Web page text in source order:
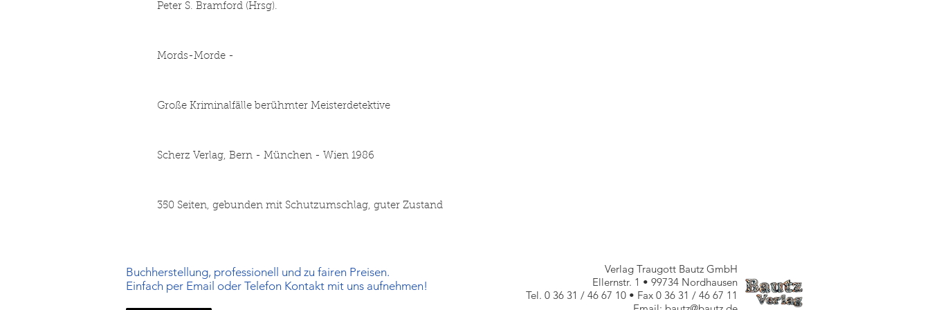
Peter S. Bramford (Hrsg).
Mords-Morde -
Große Kriminalfälle berühmter Meisterdetektive
Scherz Verlag, Bern - München - Wien 1986
350 Seiten, gebunden mit Schutzumschlag, guter Zustand
Buchherstellung, professionell und zu fairen Preisen.
Einfach per Email oder Telefon Kontakt mit uns aufnehmen!
Verlag Traugott Bautz GmbH
Ellernstr. 1 • 99734 Nordhausen
Tel. 0 36 31 / 46 67 10 • Fax 0 36 31 / 46 67 11